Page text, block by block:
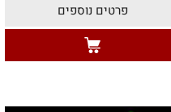
פרטים נוספים